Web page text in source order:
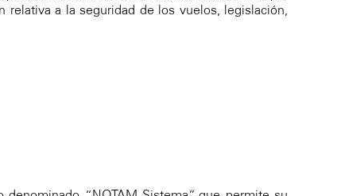
a la seguridad de los vuelos, legislación,